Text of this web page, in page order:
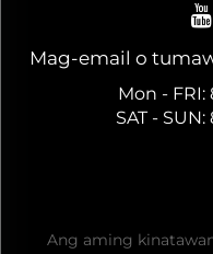
Mag-email o
Mon - FRI:
SAT -
Ang aming